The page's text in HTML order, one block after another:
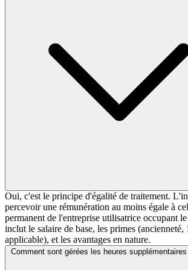
Oui, c'est le principe d'égalité de traitement.
percevoir une rémunération au moins égale à
permanent de l'entreprise utilisatrice occupant
inclut le salaire de base, les primes (ancienneté,
applicable), et les avantages en nature.
Comment sont gérées les heures